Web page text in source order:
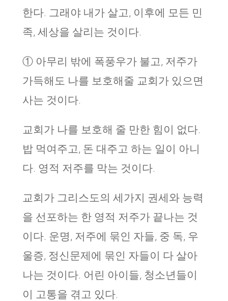
한다. 그래야 내가 살고, 이후에 모든 민
족, 세상을 살리는 것이다.
① 아무리 밖에 폭풍우가 불고, 저주가
가득해도 나를 보호해줄 교회가 있으면
사는 것이다.
교회가 나를 보호해 줄 만한 힘이 없다.
밥 먹여주고, 돈 대주고 하는 일이 아니
다. 영적 저주를 막는 것이다.
교회가 그리스도의 세가지 권세와 능력
을 선포하는 한 영적 저주가 끝나는 것
이다. 운명, 저주에 묶인 자들, 중 독, 우
울증, 정신문제에 묶인 자들이 다 살아
나는 것이다. 어린 아이들, 청소년들이
이 고통을 겪고 있다.